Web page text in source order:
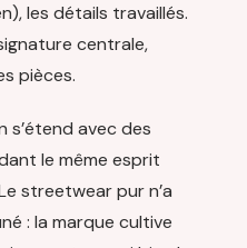
les détails travaillés.
centrale,
pièces.
s’étend avec des
le même esprit
streetwear pur n’a
: la marque cultive